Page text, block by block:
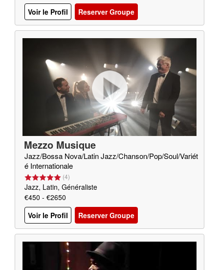
Voir le Profil
Reserver Groupe
Mezzo Musique
Jazz/Bossa Nova/Latin Jazz/Chanson/Pop/Soul/Variét
é Internationale
(4)
Jazz, Latin, Généraliste
€450 - €2650
Voir le Profil
Reserver Groupe